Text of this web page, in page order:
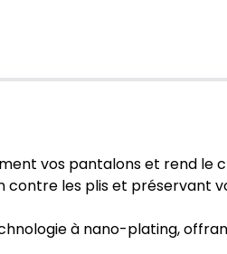
vos pantalons et rend le
contre les plis et préservant
à nano-plating,